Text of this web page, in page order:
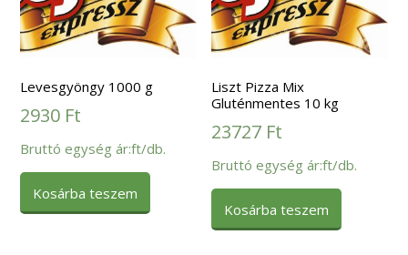
Levesgyöngy 1000 g
2930 Ft
Bruttó egység ár:ft/db.
Kosárba teszem
Liszt Pizza Mix
Gluténmentes 10 kg
23727 Ft
Bruttó egység ár:ft/db.
Kosárba teszem